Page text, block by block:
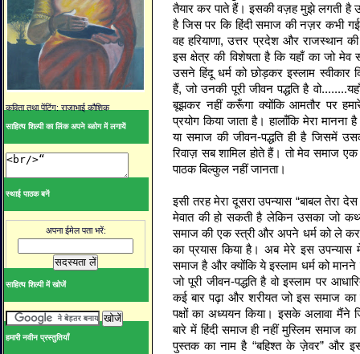
कविता तथा पेंटिंग: राजाभाई कौशिक
साहित्य शिल्पी का लिंक अपने ब्ळोग में लगायें
स्थाई पाठक बनें
अपना ईमेल पता भरें:
साहित्य शिल्पी में खोजें
हमारी नवीन प्रस्तुतियाँ
तैयार कर पाते हैं। इसकी वज़ह मुझे लगती है
है जिस पर कि हिंदी समाज की नज़र कभी गई
वह हरियाणा, उत्तर प्रदेश और राजस्थान
इस क्षेत्र की विशेषता है कि यहाँ का जो
उसने हिंदू धर्म को छोड़कर इस्लाम स्वीकार
हैं, जो उनकी पूरी जीवन पद्धति है
बूझकर नहीं करूँगा क्योंकि आमतौर पर
प्रयोग किया जाता है। हालाँकि मेरा
या समाज की जीवन-पद्धति ही है जिसमें
रिवाज़ सब शामिल होते हैं। तो मेव समाज
पाठक बिल्कुल नहीं जानता।
इसी तरह मेरा दूसरा उपन्यास “बाबल तेरा
मेवात की हो सकती है लेकिन उसका जो
समाज की एक स्त्री और अपने धर्म को ले
का प्रयास किया है। अब मेरे इस उपन्यास
समाज है और क्योंकि ये इस्लाम धर्म को मानने
जो पूरी जीवन-पद्धति है वो इस्लाम पर
कई बार पढ़ा और शरीयत जो इस समाज का
पक्षों का अध्ययन किया। इसके अलावा
बारे में हिंदी समाज ही नहीं मुस्लिम समाज
पुस्तक का नाम है “बहिश्त के ज़ेवर” और